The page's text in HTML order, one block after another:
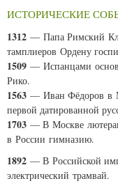
ИСТОРИЧЕСКИЕ
1312 — Папа Римский
тамплиеров Ордену
1509 — Испанцами
Рико.
1563 — Иван Фёдоров в
первой датированной
1703 — В Москве
в России гимназию.
1892 — В Российской
электрический трамвай.